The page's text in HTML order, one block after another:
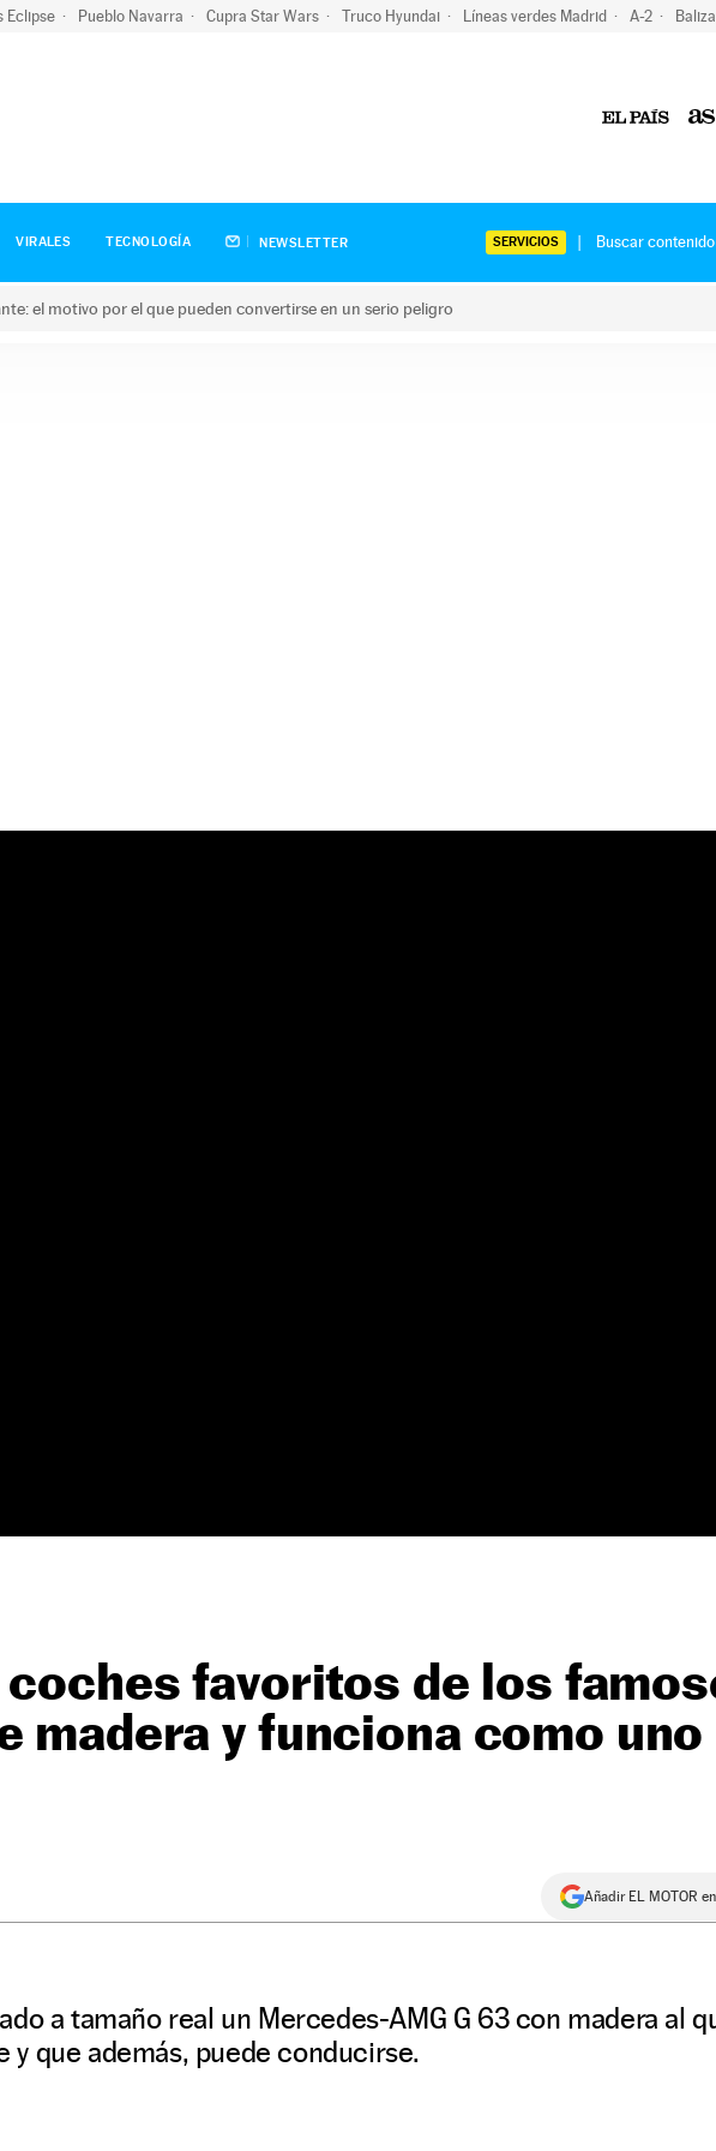
Eclipse Pueblo Navarra Cupra Star Wars Truco Hyundai Líneas verdes Madrid A-2
VIRALES TECNOLOGÍA NEWSLETTER SERVICIOS
el motivo por el que pueden convertirse en un serio peligro
coches favoritos de los
madera y funciona como uno
Añadir EL MOTOR
a tamaño real un Mercedes-AMG G 63 con madera al
y que además, puede conducirse.